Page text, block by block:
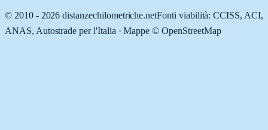
© 2010 - 2026 distanzechilometriche.netFonti viabilità: CCISS, ACI,
ANAS, Autostrade per l'Italia · Mappe © OpenStreetMap